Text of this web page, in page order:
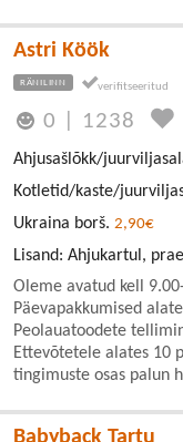
Astri Köök
RÄNILINN
0 1238
Ahjusašlõkk/
Kotletid/kaste/
Ukraina borš. 2,90€
Lisand: Ahjukartul,
Oleme avatud kell
Päevapakkumised
Peolauatoodete
Ettevõtetele alates 10
tingimuste osas palun
Babyback Tartu